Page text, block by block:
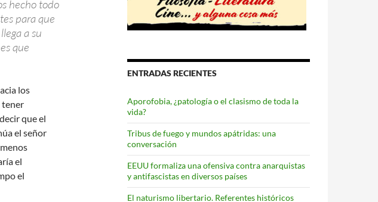
hecho todo
para que
a su
que
los
tener
que el
el señor
el
el
ENTRADAS RECIENTES
Aporofobia, ¿patología o el clasismo de toda la
vida?
Tribus de fuego y mundos apátridas: una
conversación
EEUU formaliza una ofensiva contra anarquistas
y antifascistas en diversos países
El naturismo libertario. Referentes históricos